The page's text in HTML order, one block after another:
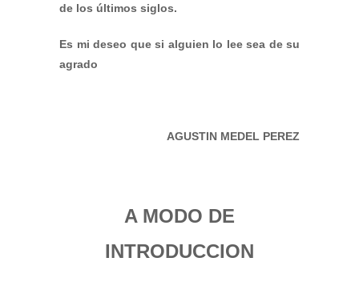
de los últimos siglos.
Es mi deseo que si alguien lo lee sea de su
agrado
AGUSTIN MEDEL PEREZ
A MODO DE
INTRODUCCION